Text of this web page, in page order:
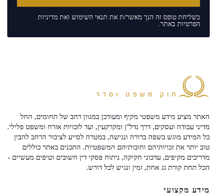
בשליחת טופס זה הנך מאשר/ת את תנאי השימוש ואת מדיניות
הפרטיות באתר.
האתר מציע מידע משפטי מקיף ומעודכן במגוון רחב של תחומים, החל
מדיני עבודה ועסקים, דרך נדל"ן ומקרקעין, ועד לזכויות אזרח ומשפט פלילי.
כל המידע מוגש בשפה ברורה ונגישה, במטרה לסייע לציבור הרחב להבין
טוב יותר את זכויותיהם וחובותיהם המשפטיות. התכנים באתר כוללים
מדריכים מקיפים, עדכוני חקיקה, ניתוח פסקי דין חשובים וטיפים מעשיים -
הכל תחת קורת גג אחת, זמין ונגיש לכל דורש.
מידע מקצועי